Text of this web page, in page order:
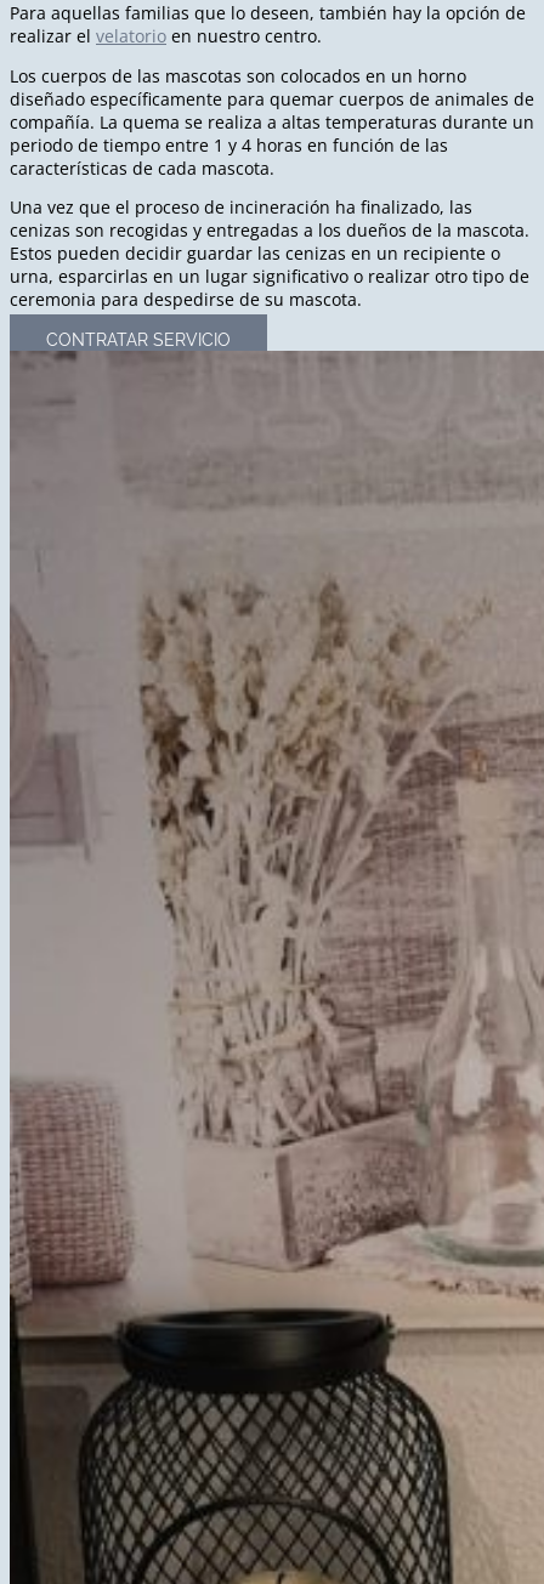
Para aquellas familias que lo deseen, también hay la opción de
realizar el velatorio en nuestro centro.
Los cuerpos de las mascotas son colocados en un horno
diseñado específicamente para quemar cuerpos de animales de
compañía. La quema se realiza a altas temperaturas durante un
periodo de tiempo entre 1 y 4 horas en función de las
características de cada mascota.
Una vez que el proceso de incineración ha finalizado, las
cenizas son recogidas y entregadas a los dueños de la mascota.
Estos pueden decidir guardar las cenizas en un recipiente o
urna, esparcirlas en un lugar significativo o realizar otro tipo de
ceremonia para despedirse de su mascota.
CONTRATAR SERVICIO